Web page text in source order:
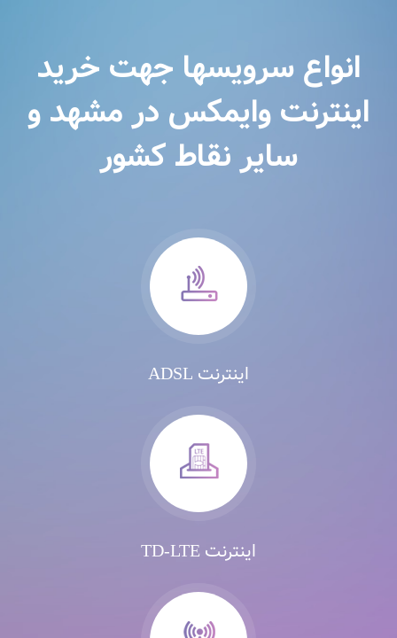
انواع سرویسها جهت خرید
اینترنت وایمکس در مشهد و
سایر نقاط کشور
اینترنت ADSL
اینترنت TD-LTE